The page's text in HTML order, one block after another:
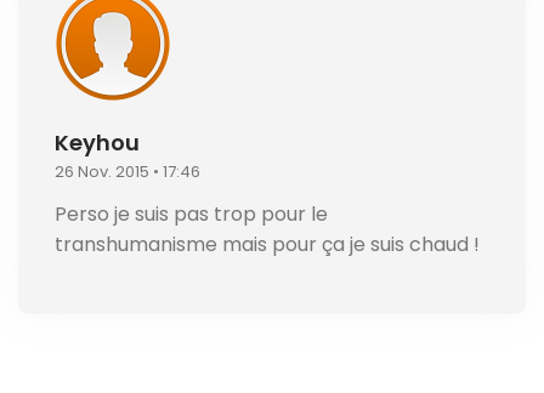
Keyhou
26 Nov. 2015 • 17:46
Perso je suis pas trop pour le
transhumanisme mais pour ça je suis chaud !